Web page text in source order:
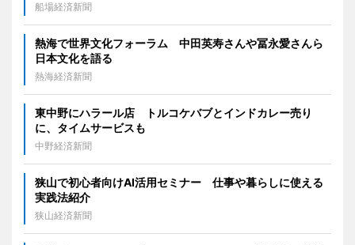
船場経済新聞
熱海で世界文化フォーラム 中田英寿さんや冨永愛さんら
日本文化を語る
熱海経済新聞
東中野にハラール店 トルコケバブとインドカレー売り
に、タイムサービスも
中野経済新聞
狭山で初心者向けAI活用セミナー 仕事や暮らしに使える
実践法紹介
狭山経済新聞